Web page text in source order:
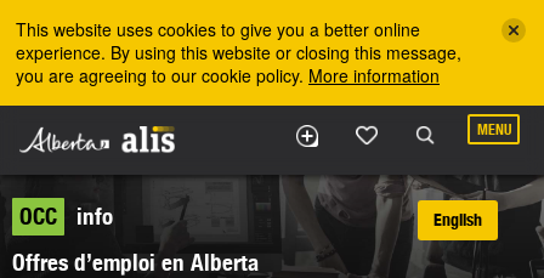
This website uses cookies to give you a better online
experience. By using this website or closing this message,
you are agreeing to our cookie policy. More information
MENU
OCC
info
Offres d’emploi en Alberta
English